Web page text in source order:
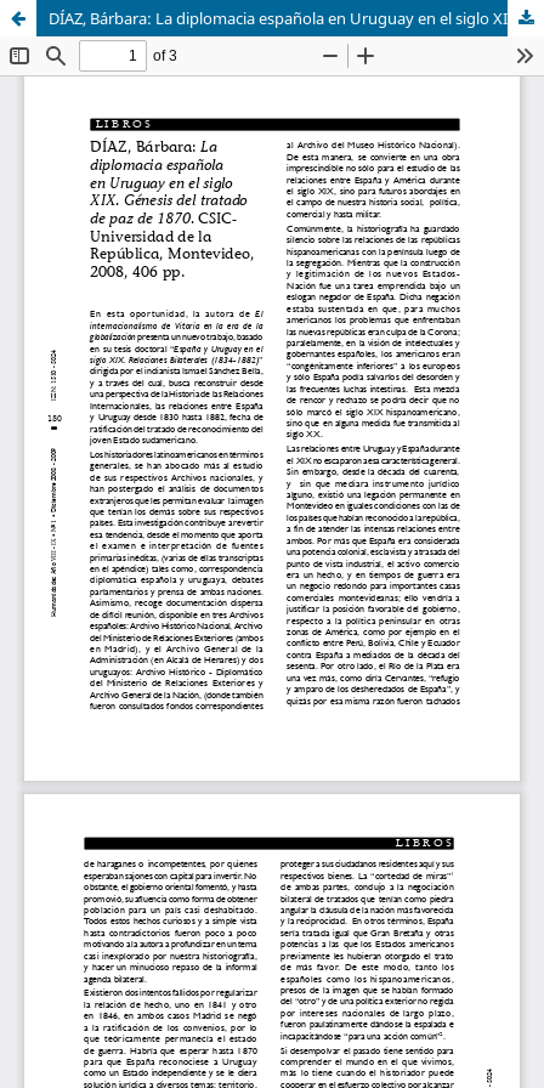
DÍAZ, Bárbara: La diplomacia española en Uruguay en el siglo XIX. Génesis del tratado de paz de 1870. CSICUniversidad de la República, Montevideo, 2008, 406 pp.